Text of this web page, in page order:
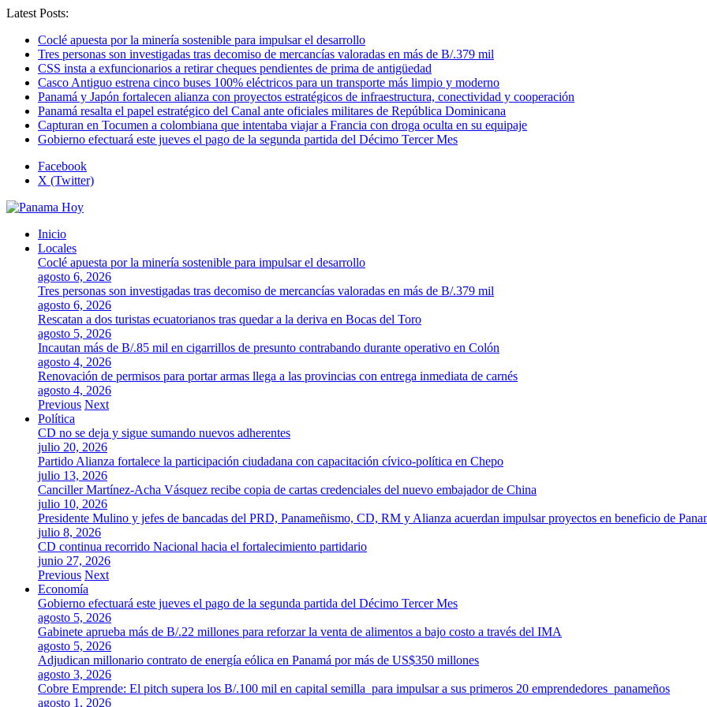
Latest Posts:
Coclé apuesta por la minería sostenible para impulsar el desarrollo
Tres personas son investigadas tras decomiso de mercancías valoradas en más de B/.379 mil
CSS insta a exfuncionarios a retirar cheques pendientes de prima de antigüedad
Casco Antiguo estrena cinco buses 100% eléctricos para un transporte más limpio y moderno
Panamá y Japón fortalecen alianza con proyectos estratégicos de infraestructura, conectividad y cooperación
Panamá resalta el papel estratégico del Canal ante oficiales militares de República Dominicana
Capturan en Tocumen a colombiana que intentaba viajar a Francia con droga oculta en su equipaje
Gobierno efectuará este jueves el pago de la segunda partida del Décimo Tercer Mes
Facebook
X (Twitter)
Inicio
Locales
Coclé apuesta por la minería sostenible para impulsar el desarrollo
agosto 6, 2026
Tres personas son investigadas tras decomiso de mercancías valoradas en más de B/.379 mil
agosto 6, 2026
Rescatan a dos turistas ecuatorianos tras quedar a la deriva en Bocas del Toro
agosto 5, 2026
Incautan más de B/.85 mil en cigarrillos de presunto contrabando durante operativo en Colón
agosto 4, 2026
Renovación de permisos para portar armas llega a las provincias con entrega inmediata de carnés
agosto 4, 2026
Previous Next
Política
CD no se deja y sigue sumando nuevos adherentes
julio 20, 2026
Partido Alianza fortalece la participación ciudadana con capacitación cívico-política en Chepo
julio 13, 2026
Canciller Martínez-Acha Vásquez recibe copia de cartas credenciales del nuevo embajador de China
julio 10, 2026
Presidente Mulino y jefes de bancadas del PRD, Panameñismo, CD, RM y Alianza acuerdan impulsar proyectos en beneficio de
julio 8, 2026
CD continua recorrido Nacional hacia el fortalecimiento partidario
junio 27, 2026
Previous Next
Economía
Gobierno efectuará este jueves el pago de la segunda partida del Décimo Tercer Mes
agosto 5, 2026
Gabinete aprueba más de B/.22 millones para reforzar la venta de alimentos a bajo costo a través del IMA
agosto 5, 2026
Adjudican millonario contrato de energía eólica en Panamá por más de US$350 millones
agosto 3, 2026
Cobre Emprende: El pitch supera los B/.100 mil en capital semilla para impulsar a sus primeros 20 emprendedores panameños
agosto 1, 2026